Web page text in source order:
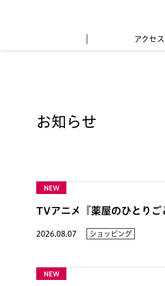
アクセス
お知らせ
NEW
TVアニメ『薬屋のひとりご
2026.08.07 ショッピング
NEW